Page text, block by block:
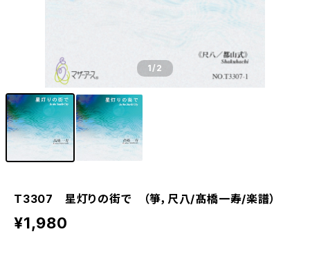
1/2
T3307 星灯りの街で （箏，尺八/髙橋一寿/楽譜）
¥1,980